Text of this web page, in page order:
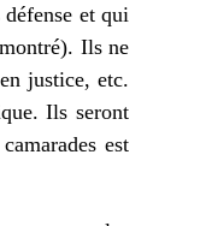
et qui
Ils ne
justice, etc.
Ils seront
est